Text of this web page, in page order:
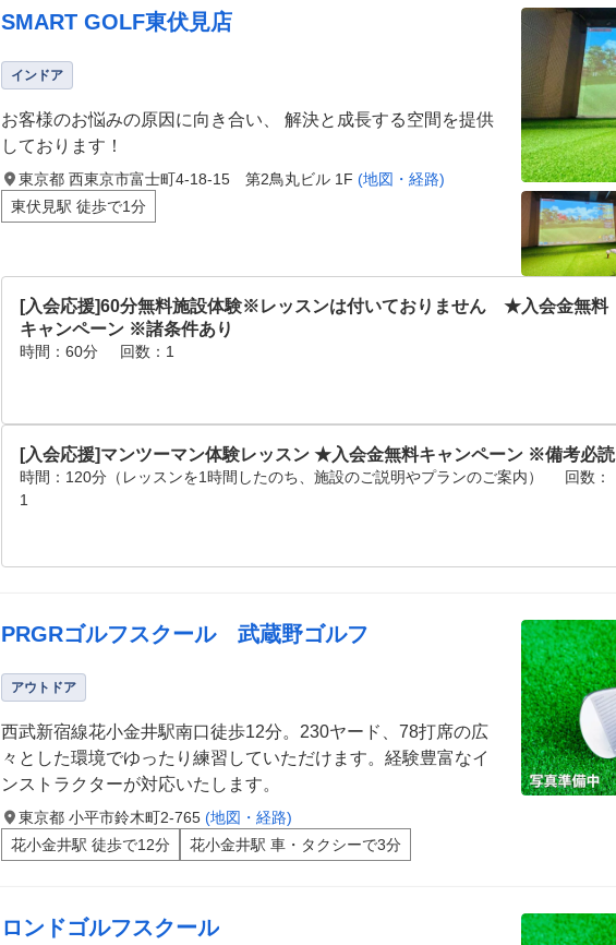
SMART GOLF東伏見店
インドア
お客様のお悩みの原因に向き合い、 解決と成長する空間を提供
しております！
東京都 西東京市富士町4-18-15 第2鳥丸ビル 1F (地図・経路)
東伏見駅 徒歩で1分
[入会応援]60分無料施設体験※レッスンは付いておりません ★入会金無料
キャンペーン ※諸条件あり
時間：60分 回数：1
[入会応援]マンツーマン体験レッスン ★入会金無料キャンペーン ※備考必読
時間：120分（レッスンを1時間したのち、施設のご説明やプランのご案内）
回数：
1
PRGRゴルフスクール 武蔵野ゴルフ
アウトドア
西武新宿線花小金井駅南口徒歩12分。230ヤード、78打席の広
々とした環境でゆったり練習していただけます。経験豊富なイ
ンストラクターが対応いたします。
東京都 小平市鈴木町2-765 (地図・経路)
花小金井駅 徒歩で12分
花小金井駅 車・タクシーで3分
ロンドゴルフスクール